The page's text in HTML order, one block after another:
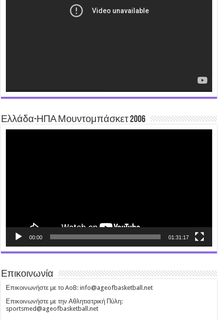
Ελλάδα-ΗΠΑ Μουντομπάσκετ 2006
00:00 01:31:17
Επικοινωνία
Επικοινωνήστε με το AoB: info@ageofbasketball.net
Επικοινωνήστε με την Αθλητιατρική Πύλη:
sportsmed@ageofbasketball.net